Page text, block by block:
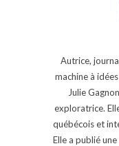
Autrice,
machine à
Julie
exploratrice.
québécois et
Elle a publié